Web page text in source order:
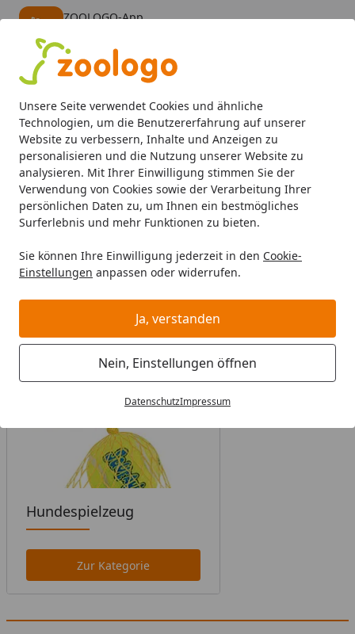
Unsere Seite verwendet Cookies und ähnliche
Technologien, um die Benutzererfahrung auf unserer
Website zu verbessern, Inhalte und Anzeigen zu
personalisieren und die Nutzung unserer Website zu
analysieren. Mit Ihrer Einwilligung stimmen Sie der
Verwendung von Cookies sowie der Verarbeitung Ihrer
persönlichen Daten zu, um Ihnen ein bestmögliches
Surferlebnis und mehr Funktionen zu bieten.
Sie können Ihre Einwilligung jederzeit in den Cookie-
Einstellungen anpassen oder widerrufen.
Ja, verstanden
Nein, Einstellungen öffnen
DatenschutzImpressum
ZOOLOGO-App
Alle Produkte
Mein Konto
Suchen
Startseite
KONG
KONG
KONG bei Zoologo und finden Sie passende Produkte
umfasst Tierbedarf, Futter und Zubehör für
unterschiedliche Bedürfnisse.
Wählen Sie Ihre Wunschkategorie
Hundespielzeug
Zur Kategorie